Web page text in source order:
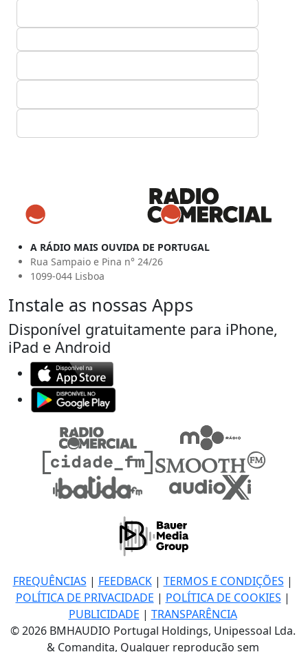
A RÁDIO MAIS OUVIDA DE PORTUGAL
Rua Sampaio e Pina n° 24/26
1099-044 Lisboa
Instale as nossas Apps
Disponível gratuitamente para iPhone,
iPad e Android
FREQUÊNCIAS | FEEDBACK| TERMOS E CONDIÇÕES |
POLÍTICA DE PRIVACIDADE | POLÍTICA DE COOKIES |
PUBLICIDADE | TRANSPARÊNCIA
© 2026 BMHAUDIO Portugal Holdings, Unipessoal Lda.
& Comandita, Qualquer reprodução sem